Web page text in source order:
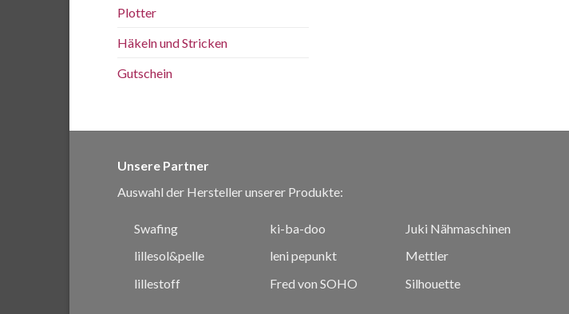
Plotter
Häkeln und Stricken
Gutschein
Unsere Partner
Auswahl der Hersteller unserer Produkte:
Swafing
lillesol&pelle
lillestoff
ki-ba-doo
leni pepunkt
Fred von SOHO
Juki Nähmaschinen
Mettler
Silhouette